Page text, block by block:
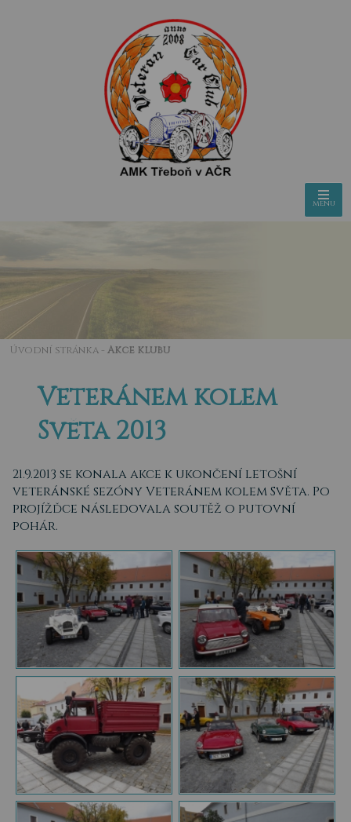
menu
Úvodní stránka- Akce klubu
Veteránem kolem
Světa 2013
21.9.2013 se konala akce k ukončení letošní
veteránské sezóny Veteránem kolem Světa. Po
projížďce následovala soutěž o putovní
pohár.